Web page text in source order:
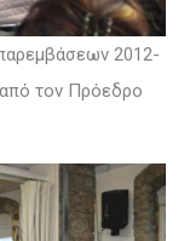
2012-
τον Πρόεδρο